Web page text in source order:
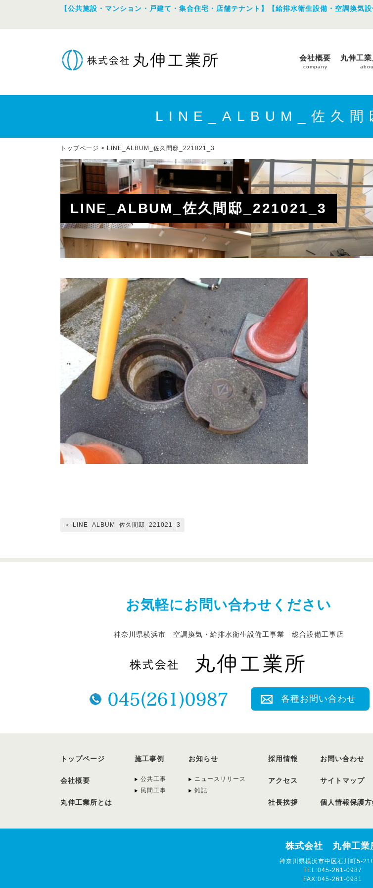
【公共施設・マンション・戸建て・集合住宅・店舗テナント】【給排水衛生設備・空調換気
会社概要
company
丸伸工
LINE_ALBUM_佐久
トップページ > LINE_ALBUM_佐久間邸_221021_3
LINE_ALBUM_佐久間邸_221021_3
＜ LINE_ALBUM_佐久間邸_221021_3
お気軽にお問い合わせください
神奈川県横浜市 空調換気・給排水衛生設備工事業 総合設備工事店
各種お問い合わせ
トップページ
会社概要
丸伸工業所とは
施工事例
公共工事
民間工事
お知らせ
ニュースリリース
雑記
採用情報
アクセス
社長挨拶
お問い合わせ
サイトマップ
個人情報保護方
株式会社 丸伸工業
神奈川県横浜市中区石川町5-
TEL:045-261-0987
FAX:045-261-0981